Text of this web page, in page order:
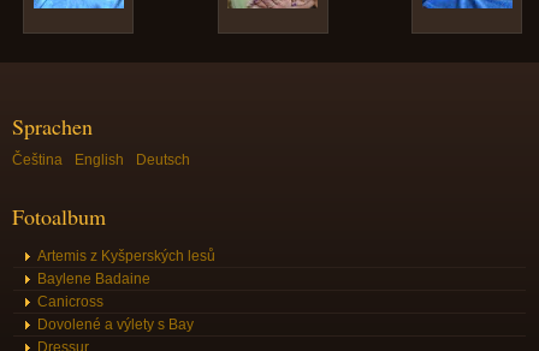
Sprachen
Čeština English Deutsch
Fotoalbum
Artemis z Kyšperských lesů
Baylene Badaine
Canicross
Dovolené a výlety s Bay
Dressur